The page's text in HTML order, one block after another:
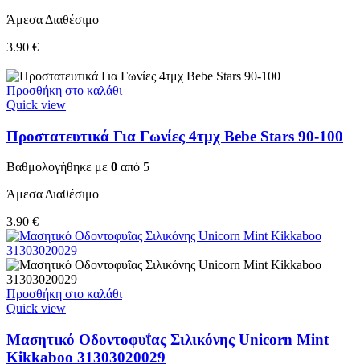
Άμεσα Διαθέσιμο
3.90 €
Προσθήκη στο καλάθι
Quick view
Προστατευτικά Για Γωνίες 4τμχ Bebe Stars 90-100
Βαθμολογήθηκε με 0 από 5
Άμεσα Διαθέσιμο
3.90 €
Προσθήκη στο καλάθι
Quick view
Μασητικό Οδοντοφυΐας Σιλικόνης Unicorn Mint
Kikkaboo 31303020029